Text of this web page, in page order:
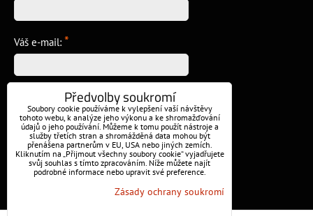
Váš e-mail: *
Předvolby soukromí
Soubory cookie používáme k vylepšení vaší návštěvy
tohoto webu, k analýze jeho výkonu a ke shromažďování
údajů o jeho používání. Můžeme k tomu použít nástroje a
služby třetích stran a shromážděná data mohou být
přenášena partnerům v EU, USA nebo jiných zemích.
Kliknutím na „Přijmout všechny soubory cookie“ vyjadřujete
svůj souhlas s tímto zpracováním. Níže můžete najít
podrobné informace nebo upravit své preference.
Zásady ochrany soukromí